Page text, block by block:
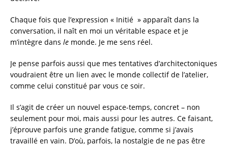
Chaque fois que l’expression « Initié » apparaît dans la
conversation, il naît en moi un véritable espace et je
m’intègre dans le monde. Je me sens réel.
Je pense parfois aussi que mes tentatives d’architectoniques
voudraient être un lien avec le monde collectif de l’atelier,
comme celui constitué par vous ce soir.
Il s’agit de créer un nouvel espace-temps, concret – non
seulement pour moi, mais aussi pour les autres. Ce faisant,
j’éprouve parfois une grande fatigue, comme si j’avais
travaillé en vain. D’où, parfois, la nostalgie de ne pas être